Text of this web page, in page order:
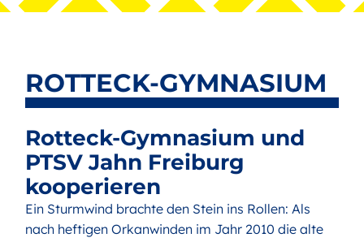
ROTTECK-GYMNASIUM
Rotteck-Gymnasium und
PTSV Jahn Freiburg
kooperieren
Ein Sturmwind brachte den Stein ins Rollen: Als
nach heftigen Orkanwinden im Jahr 2010 die alte